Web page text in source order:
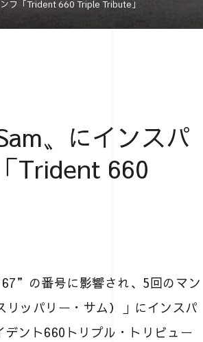
フ「Trident 660 Triple Tribute」
〟にインスパ
Trident 660
の番号に影響され、5回のマン
ッパリー・サム）」にインスパ
ント660トリプル・トリビュー